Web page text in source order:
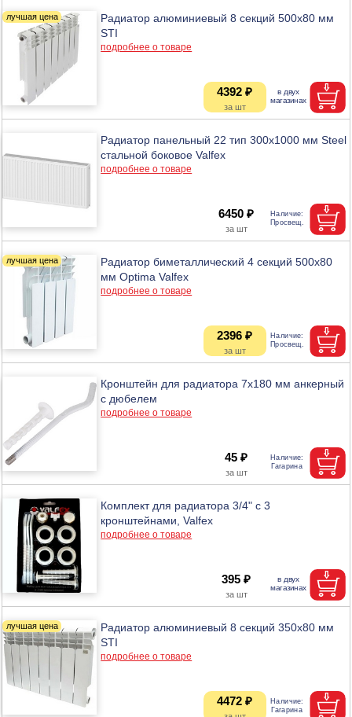
Радиатор алюминиевый 8 секций 500х80 мм
STI
подробнее о товаре
4392 ₽
Радиатор панельный 22 тип 300х1000 мм Steel
стальной боковое Valfex
подробнее о товаре
6450 ₽
Радиатор биметаллический 4 секций 500х80
мм Optima Valfex
подробнее о товаре
2396 ₽
Кронштейн для радиатора 7х180 мм анкерный
с дюбелем
подробнее о товаре
45 ₽
Комплект для радиатора 3/4" с 3
кронштейнами, Valfex
подробнее о товаре
395 ₽
Радиатор алюминиевый 8 секций 350х80 мм
STI
подробнее о товаре
4472 ₽